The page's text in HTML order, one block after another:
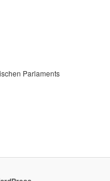
Parlaments